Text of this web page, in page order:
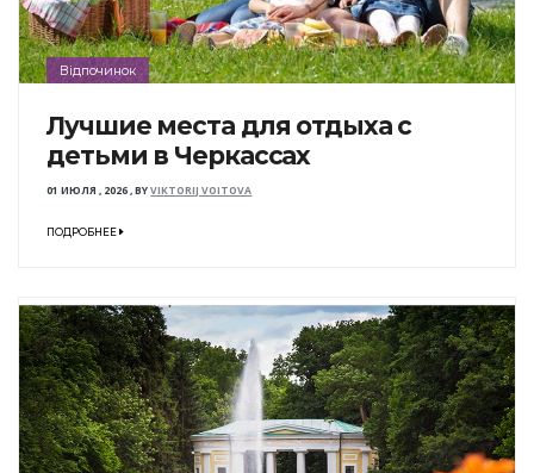
Відпочинок
Лучшие места для отдыха с
детьми в Черкассах
01 ИЮЛЯ , 2026,BYVIKTORIJ VOITOVA
ПОДРОБНЕЕ